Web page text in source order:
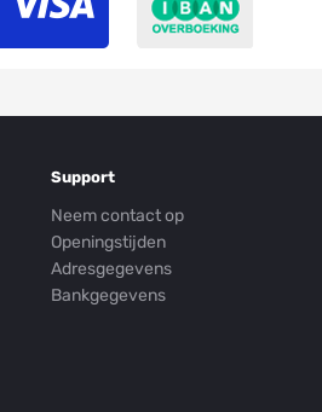
Support
Neem contact op
Openingstijden
Adresgegevens
Bankgegevens